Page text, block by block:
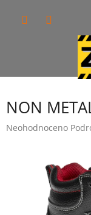
NON
Průměrné
hvězdiček.
Neohodnoceno